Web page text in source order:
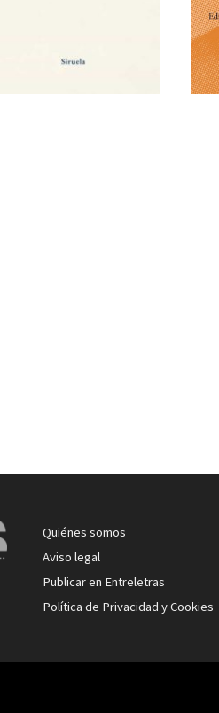
Quiénes somos
Aviso legal
Publicar en Entreletras
Política de Privacidad y Cookies